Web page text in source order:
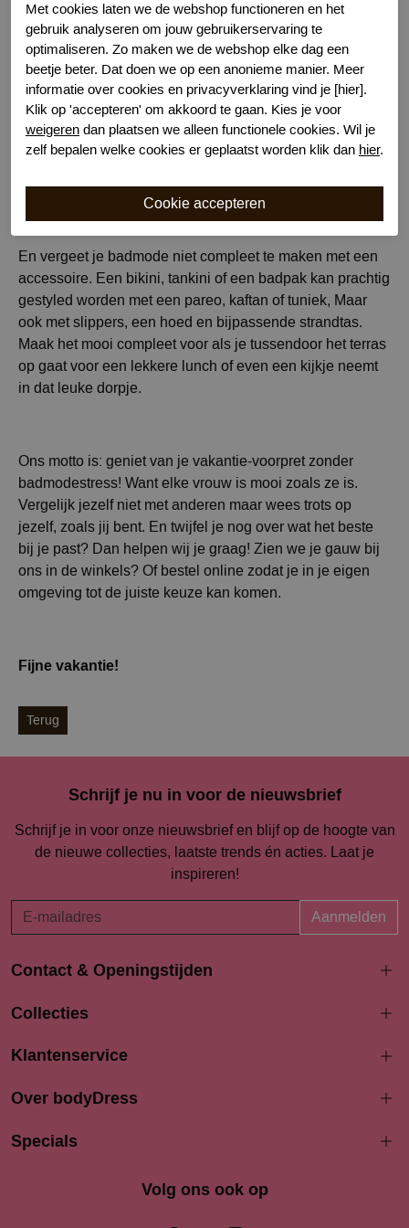
Of een badpak! We merkten vorig jaar al dat het badpak
weer helemaal hot is. Het suffe imago van het badpak is
door de diverse coole prints en trendy modellen voorgoed
verleden tijd. Er is nu een groot assortiment prachtige
corrigerende, geprinte, sportieve en stylistische
badpakken. Kijk in aanvulling op een bikini of tankini dit
jaar dus ook zeker naar een mooi badpak!
En vergeet je badmode niet compleet te maken met een
accessoire. Een bikini, tankini of een badpak kan prachtig
gestyled worden met een pareo, kaftan of tuniek, Maar
ook met slippers, een hoed en bijpassende strandtas.
Maak het mooi compleet voor als je tussendoor het terras
op gaat voor een lekkere lunch of even een kijkje neemt
in dat leuke dorpje.
Ons motto is: geniet van je vakantie-voorpret zonder
badmodestress! Want elke vrouw is mooi zoals ze is.
Vergelijk jezelf niet met anderen maar wees trots op
jezelf, zoals jij bent. En twijfel je nog over wat het beste
bij je past? Dan helpen wij je graag! Zien we je gauw bij
ons in de winkels? Of bestel online zodat je in je eigen
omgeving tot de juiste keuze kan komen.
Fijne vakantie!
Terug
Schrijf je nu in voor de nieuwsbrief
Schrijf je in voor onze nieuwsbrief en blijf op de hoogte van
de nieuwe collecties, laatste trends én acties. Laat je
inspireren!
Aanmelden
Contact & Openingstijden
Langestraat 94-96
033 4690704
Openingstijden
Maandag 13:00 - 17:30
Collecties
Klantenservice
Over bodyDress
Specials
Volg ons ook op
Met cookies laten we de webshop functioneren en het
gebruik analyseren om jouw gebruikerservaring te
optimaliseren. Zo maken we de webshop elke dag een
beetje beter. Dat doen we op een anonieme manier. Meer
informatie over cookies en privacyverklaring vind je [hier].
Klik op 'accepteren' om akkoord te gaan. Kies je voor
weigeren dan plaatsen we alleen functionele cookies. Wil je
zelf bepalen welke cookies er geplaatst worden klik dan hier.